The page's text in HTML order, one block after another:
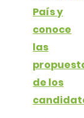
País y
conoce
las
de los